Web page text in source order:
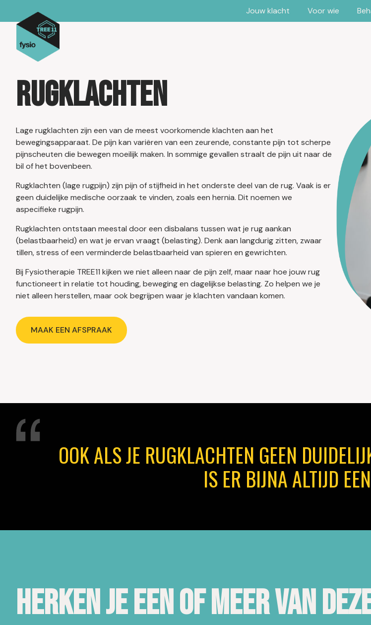
Jouw klacht Voor wie
Rugklachten
Lage rugklachten zijn een van de meest voorkomende klachten aan het
bewegingsapparaat. De pijn kan variëren van een zeurende, constante pijn tot scherpe
pijnscheuten die bewegen moeilijk maken. In sommige gevallen straalt de pijn uit naar de
bil of het bovenbeen.
Rugklachten (lage rugpijn) zijn pijn of stijfheid in het onderste deel van de rug. Vaak is er
geen duidelijke medische oorzaak te vinden, zoals een hernia. Dit noemen we
aspecifieke rugpijn.
Rugklachten ontstaan meestal door een disbalans tussen wat je rug aankan
(belastbaarheid) en wat je ervan vraagt (belasting). Denk aan langdurig zitten, zwaar
tillen, stress of een verminderde belastbaarheid van spieren en gewrichten.
Bij Fysiotherapie TREE11 kijken we niet alleen naar de pijn zelf, maar naar hoe jouw rug
functioneert in relatie tot houding, beweging en dagelijkse belasting. Zo helpen we je
niet alleen herstellen, maar ook begrijpen waar je klachten vandaan komen.
MAAK EEN AFSPRAAK
OOK ALS JE RUGKLACHTEN GEEN
IS ER BIJNA ALTIJD
Herken je een of meer van